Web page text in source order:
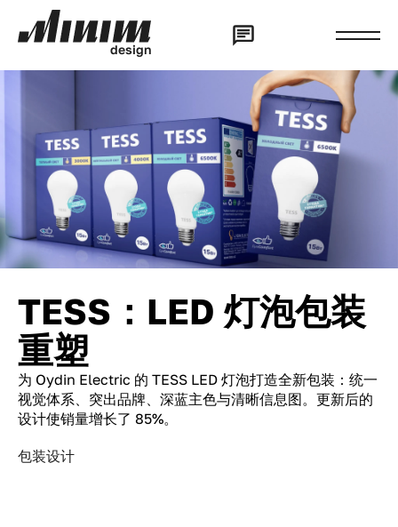
design
TESS：LED 灯泡包装
重塑
为 Oydin Electric 的 TESS LED 灯泡打造全新包装：统一
视觉体系、突出品牌、深蓝主色与清晰信息图。更新后的
设计使销量增长了 85%。
包装设计